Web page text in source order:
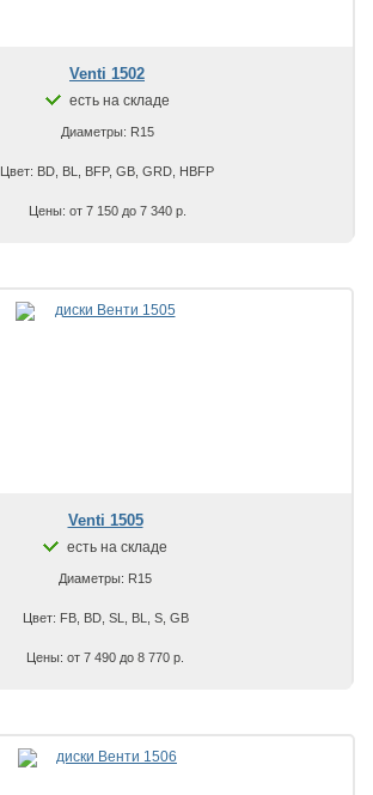
Venti 1502
есть на складе
Диаметры: R15
Цвет: BD, BL, BFP, GB, GRD, HBFP
Цены: от 7 150 до 7 340 р.
Venti 1505
есть на складе
Диаметры: R15
Цвет: FB, BD, SL, BL, S, GB
Цены: от 7 490 до 8 770 р.